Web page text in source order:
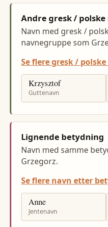
Andre gresk / polske
Navn med gresk /
navnegruppe som
Se flere gresk /
Krzysztof
Guttenavn
Lignende betydning
Navn med samme
Grzegorz.
Se flere navn etter
Anne
Jentenavn